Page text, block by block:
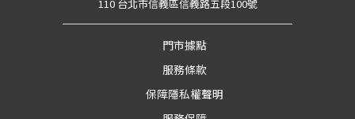
110 台北市信義區信義路五段100號
門市據點
服務條款
保障隱私權聲明